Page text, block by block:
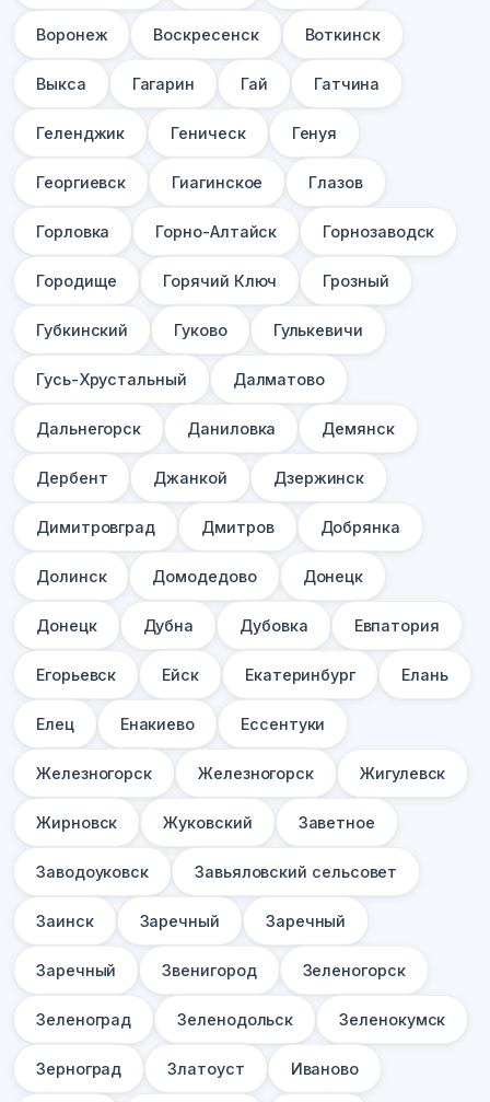
Воронеж Воскресенск Воткинск
Выкса Гагарин Гай Гатчина
Геленджик Геническ Генуя
Георгиевск Гиагинское Глазов
Горловка Горно-Алтайск Горнозаводск
Городище Горячий Ключ Грозный
Губкинский Гуково Гулькевичи
Гусь-Хрустальный Далматово
Дальнегорск Даниловка Демянск
Дербент Джанкой Дзержинск
Димитровград Дмитров Добрянка
Долинск Домодедово Донецк
Донецк Дубна Дубовка Евпатория
Егорьевск Ейск Екатеринбург Елань
Елец Енакиево Ессентуки
Железногорск Железногорск Жигулевск
Жирновск Жуковский Заветное
Заводоуковск Завьяловский сельсовет
Заинск Заречный Заречный
Заречный Звенигород Зеленогорск
Зеленоград Зеленодольск Зеленокумск
Зерноград Златоуст Иваново